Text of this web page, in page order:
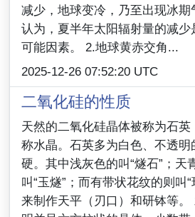
减少，地球变冷，乃至出现冰
认为，夏半年太阳辐射量的减少
可能因素。 2.地球黄赤交角...
2025-12-26 07:52:20 UTC
二氧化硅的性质
天然的二氧化硅晶体被称为石英
称水晶。石英多为白色、不透明
硬。其中浅灰色的叫“燧石”；天
叫“玉燧”；而有带状花纹的则叫
来制作天平（刃口）和研钵等